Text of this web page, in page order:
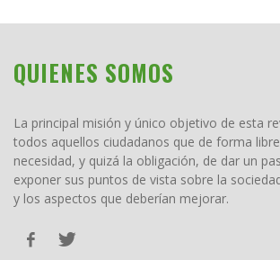
QUIENES SOMOS
La principal misión y único objetivo de esta
todos aquellos ciudadanos que de forma
necesidad, y quizá la obligación, de dar un
exponer sus puntos de vista sobre la
y los aspectos que deberían mejorar.